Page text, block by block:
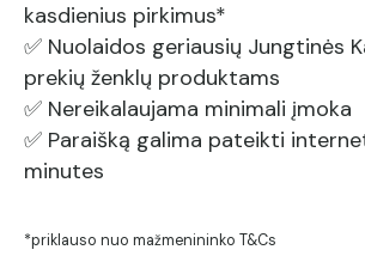
kasdienius pirkimus*
✅ Nuolaidos geriausių Jungtinės
prekių ženklų produktams
✅ Nereikalaujama minimali įmoka
✅ Paraišką galima pateikti
minutes
*priklauso nuo mažmenininko T&Cs